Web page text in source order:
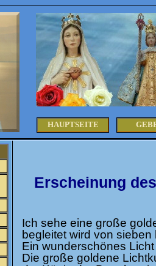
HAUPTSEITE
Erscheinung
Ich sehe eine große
begleitet wird von
Ein wunderschönes
Die große goldene